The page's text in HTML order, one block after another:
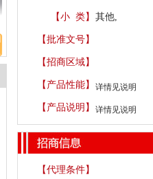
【小 类】 其他,
【批准文号】
【招商区域】
【产品性能】 详情见说明
【产品说明】 详情见说明
【代理条件】